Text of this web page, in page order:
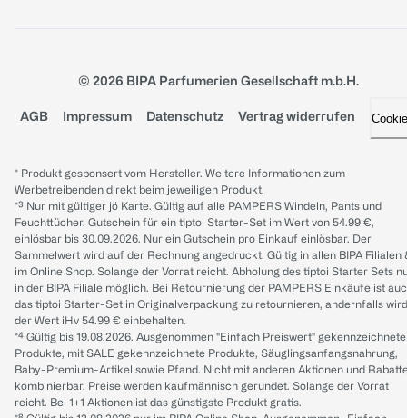
© 2026 BIPA Parfumerien Gesellschaft m.b.H.
AGB Impressum Datenschutz Vertrag widerrufen
* Produkt gesponsert vom Hersteller. Weitere Informationen zum
Werbetreibenden direkt beim jeweiligen Produkt.
*³ Nur mit gültiger jö Karte. Gültig auf alle PAMPERS Windeln, Pants und
Feuchttücher. Gutschein für ein tiptoi Starter-Set im Wert von 54.99 €,
einlösbar bis 30.09.2026. Nur ein Gutschein pro Einkauf einlösbar. Der
Sammelwert wird auf der Rechnung angedruckt. Gültig in allen BIPA Filialen
im Online Shop. Solange der Vorrat reicht. Abholung des tiptoi Starter Sets
in der BIPA Filiale möglich. Bei Retournierung der PAMPERS Einkäufe ist
das tiptoi Starter-Set in Originalverpackung zu retournieren, andernfalls wird
der Wert iHv 54.99 € einbehalten.
*⁴ Gültig bis 19.08.2026. Ausgenommen "Einfach Preiswert" gekennzeichnete
Produkte, mit SALE gekennzeichnete Produkte, Säuglingsanfangsnahrung,
Baby-Premium-Artikel sowie Pfand. Nicht mit anderen Aktionen und
kombinierbar. Preise werden kaufmännisch gerundet. Solange der Vorrat
reicht. Bei 1+1 Aktionen ist das günstigste Produkt gratis.